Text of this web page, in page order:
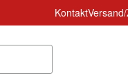
Kontakt